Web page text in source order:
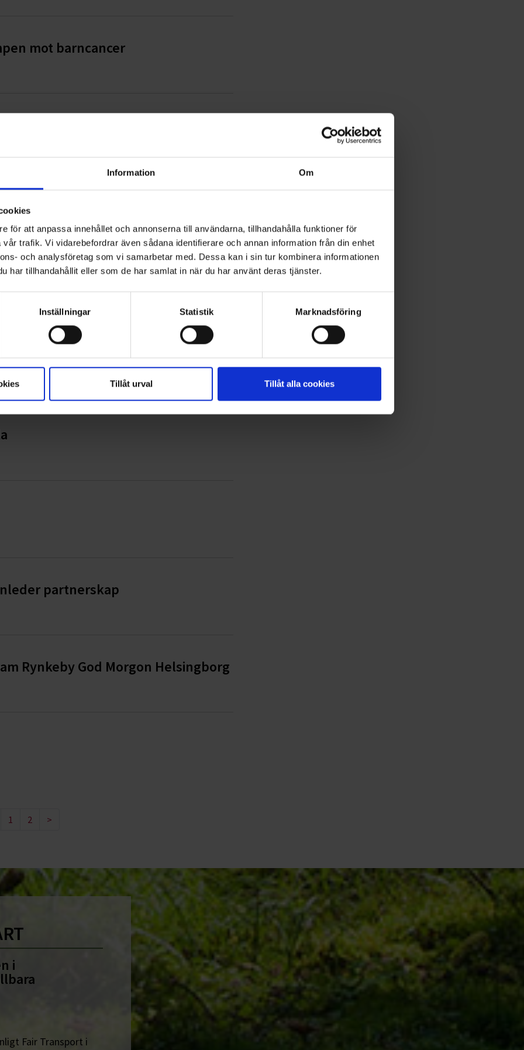
Information Om
för att anpassa innehållet och annonserna till användarna, tillhandahålla funktioner för
trafik. Vi vidarebefordrar även sådana identifierare och annan information från din enhet
och analysföretag som vi samarbetar med. Dessa kan i sin tur kombinera informationen
har tillhandahållit eller som de har samlat in när du har använt deras tjänster.
Inställningar Statistik Marknadsföring
Tillåt urval Tillåt alla cookies
mot barncancer
mot barncancer
mot barncancer
till Hittarps IK
partnerskap
Rynkeby God Morgon Helsingborg
1 2 >
i
Fair Transport i